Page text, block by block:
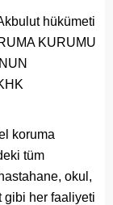
hükümeti
KURUMU
koruma
tüm
okul,
gibi her faaliyeti